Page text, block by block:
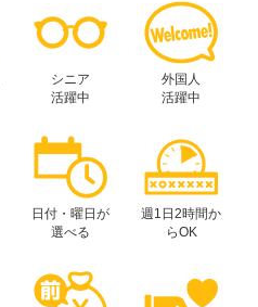
シニア
活躍中
外国人
活躍中
日付・曜日が
選べる
週1日2時間か
らOK